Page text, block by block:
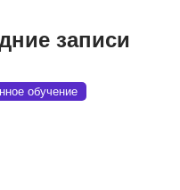
записи
обучение